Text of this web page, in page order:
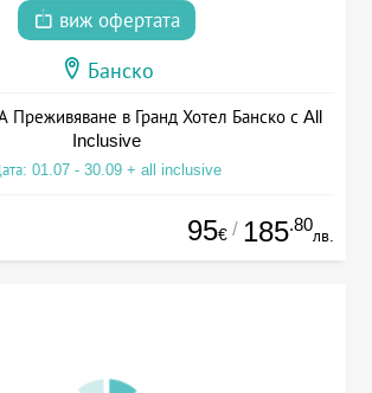
виж офертата
Банско
Преживяване в Гранд Хотел Банско с All
Inclusive
01.07 - 30.09 + all inclusive
95€ / 185.80
лв.